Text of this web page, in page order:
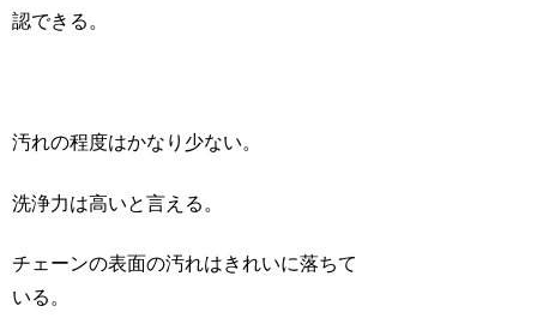
認できる。
汚れの程度はかなり少ない。
洗浄力は高いと言える。
チェーンの表面の汚れはきれいに落ちて
いる。